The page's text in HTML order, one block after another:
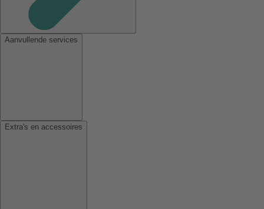
Aanvullende services
Extra's en accessoires